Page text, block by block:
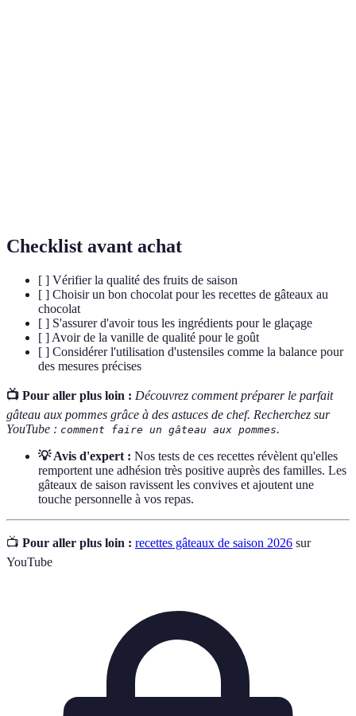
Checklist avant achat
[ ] Vérifier la qualité des fruits de saison
[ ] Choisir un bon chocolat pour les recettes de gâteaux au
chocolat
[ ] S'assurer d'avoir tous les ingrédients pour le glaçage
[ ] Avoir de la vanille de qualité pour le goût
[ ] Considérer l'utilisation d'ustensiles comme la balance pour
des mesures précises
📺 Pour aller plus loin : Découvrez comment préparer le parfait
gâteau aux pommes grâce à des astuces de chef. Recherchez sur
YouTube : comment faire un gâteau aux pommes.
💡 Avis d'expert : Nos tests de ces recettes révèlent qu'elles
remportent une adhésion très positive auprès des familles. Les
gâteaux de saison ravissent les convives et ajoutent une
touche personnelle à vos repas.
📺 Pour aller plus loin : recettes gâteaux de saison 2026 sur
YouTube